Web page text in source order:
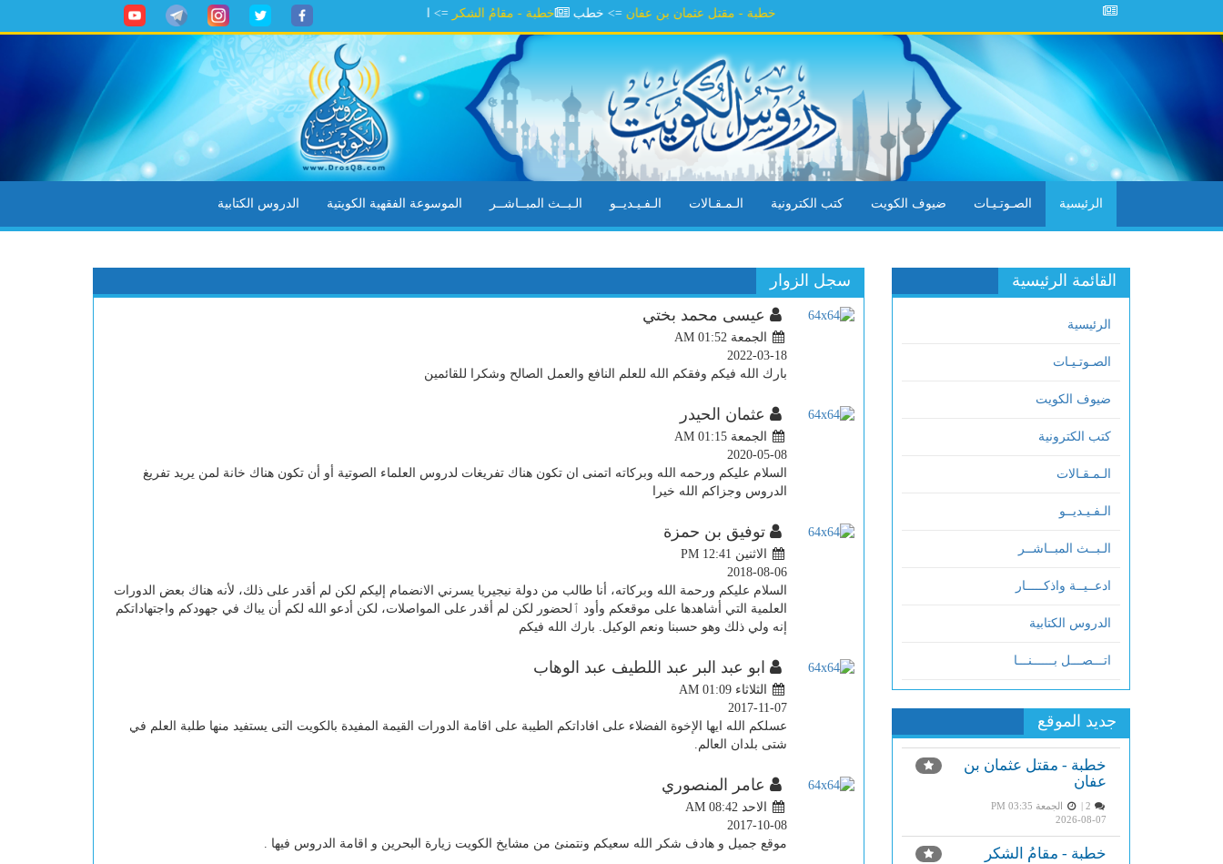
خطبة - عبادة الشكر خطبة - كن شاكراً => خطب خطبة - مقامُ الشكر => الشيخ يوسف الغريب خطبة - مقتل عثمان بن عفان=> خطب
الرئيسية الصـوتـيـات ضيوف الكويت كتب الكترونية الـمـقـالات الـفـيـديــو الـبــث المبــاشــر الموسوعة الفقهية الكويتية الدروس الكتابية
القائمة الرئيسية
الرئيسية
الصـوتـيـات
ضيوف الكويت
كتب الكترونية
الـمـقـالات
الـفـيـديــو
الـبــث المبــاشــر
ادعــيــة واذكـــــار
الدروس الكتابية
اتـــصـــل بــــــنـــا
جديد الموقع
خطبة - مقتل عثمان بن
عفان
الجمعة PM 03:35
2026-08-07
خطبة - مقامُ الشكر
سجل الزوار
عيسى محمد بختي
الجمعة AM 01:52
2022-03-18
بارك الله فيكم وفقكم الله للعلم النافع والعمل الصالح وشكرا للقائمين
عثمان الحيدر
الجمعة AM 01:15
2020-05-08
السلام عليكم ورحمه الله وبركاته اتمنى ان تكون هناك تفريغات لدروس العلماء الصوتية أو أن تكون هناك خانة لمن يريد تفريغ
الدروس وجزاكم الله خيرا
توفيق بن حمزة
الاثنين PM 12:41
2018-08-06
السلام عليكم ورحمة الله وبركاته، أنا طالب من دولة نيجيريا يسرني الانضمام إليكم لكن لم أقدر على ذلك، لأنه هناك بعض الدورات
العلمية التي أشاهدها على موقعكم وأود ٱلحضور لكن لم أقدر على المواصلات، لكن أدعو الله لكم أن يباك في جهودكم واجتهاداتكم
إنه ولي ذلك وهو حسبنا ونعم الوكيل. بارك الله فيكم
ابو عبد البر عبد اللطيف عبد الوهاب
الثلاثاء AM 01:09
2017-11-07
عسلكم الله ايها الإخوة الفضلاء على افاداتكم الطيبة على اقامة الدورات القيمة المفيدة بالكويت التى يستفيد منها طلبة العلم في
شتى بلدان العالم.
عامر المنصوري
الاحد AM 08:42
2017-10-08
موقع جميل و هادف شكر الله سعيكم ونتمنئ من مشايخ الكويت زيارة البحرين و اقامة الدروس فيها .